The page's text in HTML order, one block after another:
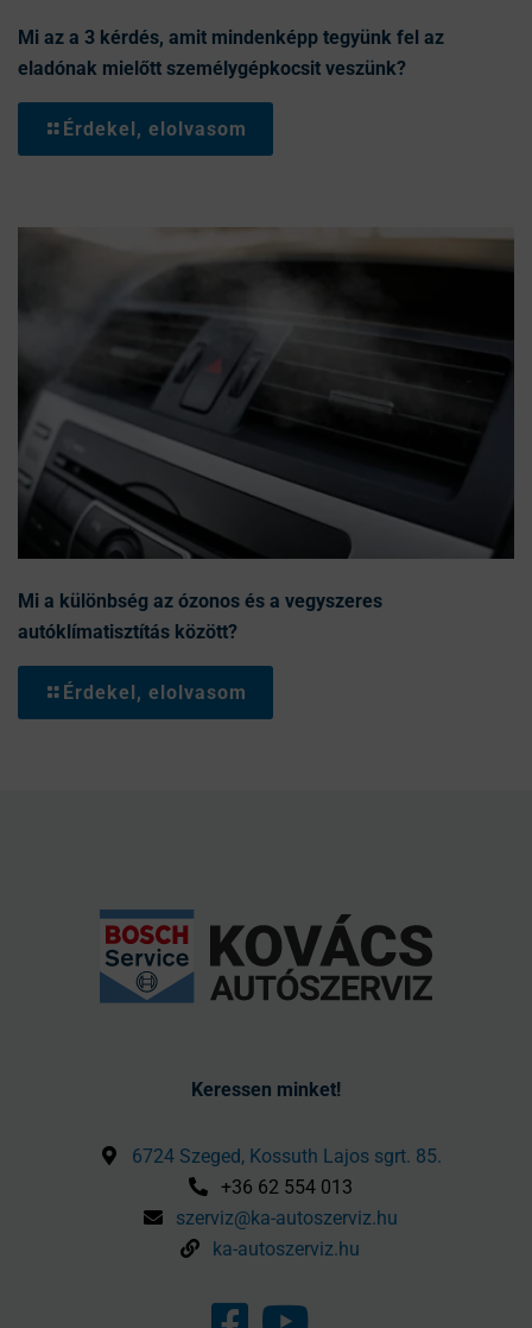
Mi az a 3 kérdés, amit mindenképp tegyünk fel az
eladónak mielőtt személygépkocsit veszünk?
Érdekel, elolvasom
Mi a különbség az ózonos és a vegyszeres
autóklímatisztítás között?
Érdekel, elolvasom
Keressen minket!
6724 Szeged, Kossuth Lajos sgrt. 85.
+36 62 554 013
szerviz@ka-autoszerviz.hu
ka-autoszerviz.hu